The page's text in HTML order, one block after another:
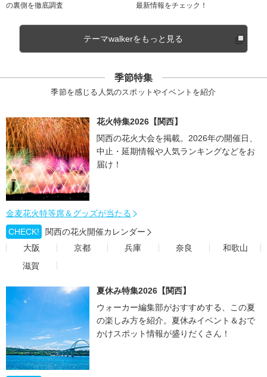
の裏側を徹底調査
最新情報をチェック！
テーマwalkerをもっと見る
季節特集
季節を感じる人気のスポットやイベントを紹介
花火特集2026【関西】
関西の花火大会を掲載。2026年の開催日、
中止・延期情報や人気ランキングなどをお
届け！
金麦花火特等席＆グッズが当たる
CHECK!
関西の花火開催カレンダー
大阪
京都 兵庫 奈良
和歌山
滋賀
夏休み特集2026【関西】
ウォーカー編集部がおすすめする、この夏
の楽しみ方を紹介。夏休みイベント＆おで
かけスポット情報が盛りだくさん！